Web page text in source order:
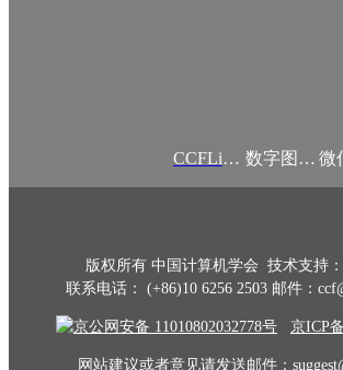
CCFLink APP 数字图书馆
版权所有 中国计算机学会 技术支持
联系电话： (+86)10 6256 2503 邮件：
京公网安备 11010802032778号 京ICP
网站建议或者意见请发送邮件：